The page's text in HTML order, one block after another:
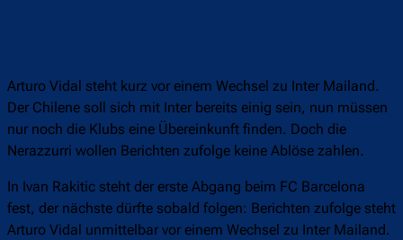
Arturo Vidal steht kurz vor einem Wechsel zu Inter Mailand.
Der Chilene soll sich mit Inter bereits einig sein, nun müssen
nur noch die Klubs eine Übereinkunft finden. Doch die
Nerazzurri wollen Berichten zufolge keine Ablöse zahlen.
In Ivan Rakitic steht der erste Abgang beim FC Barcelona
fest, der nächste dürfte sobald folgen: Berichten zufolge steht
Arturo Vidal unmittelbar vor einem Wechsel zu Inter Mailand.